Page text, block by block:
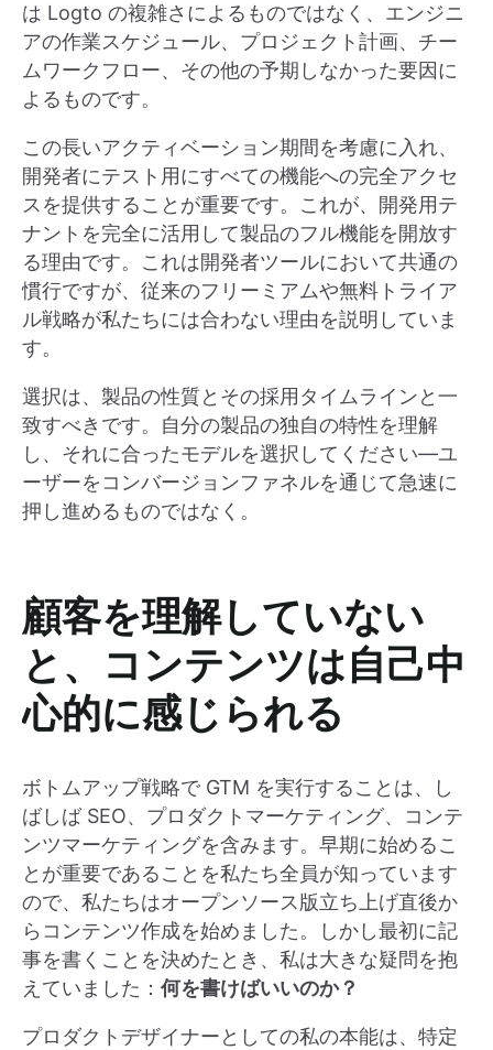
は Logto の複雑さによるものではなく、エンジニ
アの作業スケジュール、プロジェクト計画、チー
ムワークフロー、その他の予期しなかった要因に
よるものです。
この長いアクティベーション期間を考慮に入れ、
開発者にテスト用にすべての機能への完全アクセ
スを提供することが重要です。これが、開発用テ
ナントを完全に活用して製品のフル機能を開放す
る理由です。これは開発者ツールにおいて共通の
慣行ですが、従来のフリーミアムや無料トライア
ル戦略が私たちには合わない理由を説明していま
す。
選択は、製品の性質とその採用タイムラインと一
致すべきです。自分の製品の独自の特性を理解
し、それに合ったモデルを選択してください—ユ
ーザーをコンバージョンファネルを通じて急速に
押し進めるものではなく。
顧客を理解していない
と、コンテンツは自己中
心的に感じられる
ボトムアップ戦略で GTM を実行することは、し
ばしば SEO、プロダクトマーケティング、コンテ
ンツマーケティングを含みます。早期に始めるこ
とが重要であることを私たち全員が知っています
ので、私たちはオープンソース版立ち上げ直後か
らコンテンツ作成を始めました。しかし最初に記
事を書くことを決めたとき、私は大きな疑問を抱
えていました： 何を書けばいいのか？
プロダクトデザイナーとしての私の本能は、特定